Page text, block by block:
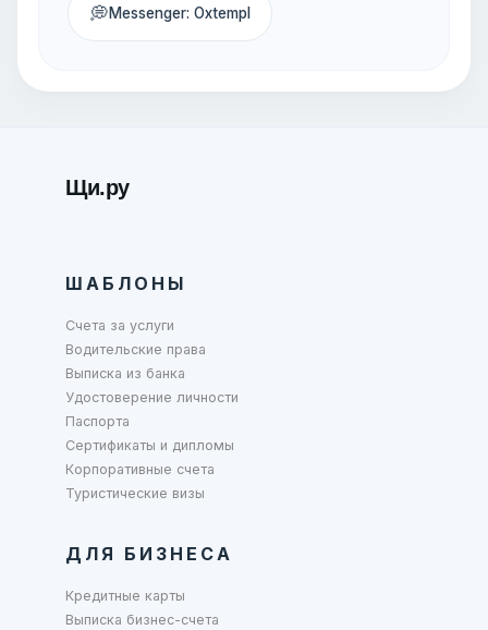
💭Messenger: Oxtempl
Щи.ру
ШАБЛОНЫ
Счета за услуги
Водительские права
Выписка из банка
Удостоверение личности
Паспорта
Сертификаты и дипломы
Корпоративные счета
Туристические визы
ДЛЯ БИЗНЕСА
Кредитные карты
Выписка бизнес-счета